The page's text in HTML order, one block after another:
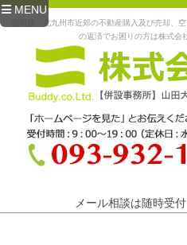
MENU
福岡県、北九州市近郊の不動産購入及び売却、
の返済でお困りの方は株式会
メール相談は随時受付